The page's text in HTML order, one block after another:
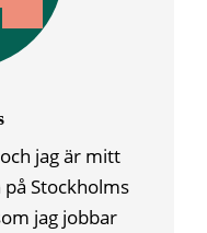
jag är mitt
Stockholms
jag jobbar